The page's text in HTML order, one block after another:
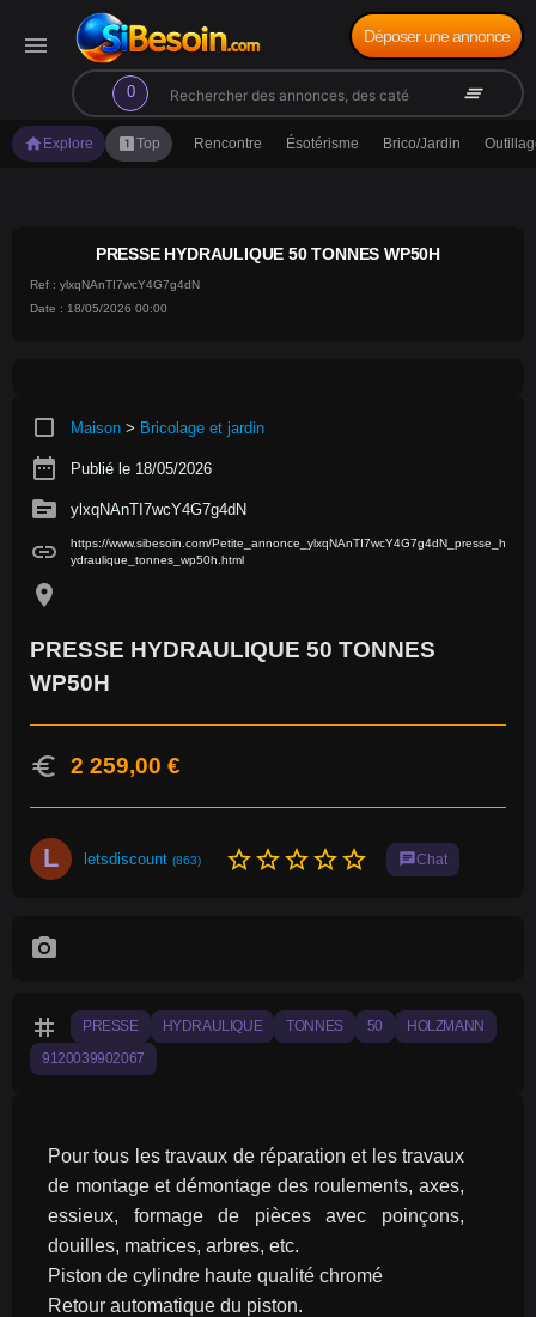
menu
0
search clear_all
Déposer une annonce
home Explore looks_oneTop Rencontre Ésotérisme Brico/Jardin
PRESSE HYDRAULIQUE 50 TONNES WP50H
Ref : ylxqNAnTI7wcY4G7g4dN
Date : 18/05/2026 00:00
crop_square Maison > Bricolage et jardin
date_range Publié le 18/05/2026
source ylxqNAnTI7wcY4G7g4dN
link
https://www.sibesoin.com/Petite_annonce_ylxqNAnTI7wcY4G7g4dN_presse_h
ydraulique_tonnes_wp50h.html
location_on
PRESSE HYDRAULIQUE 50 TONNES
WP50H
euro 2 259,00 €
L letsdiscount (863) star_borderstar_borderstar_borderstar_borderstar_border chatChat
photo_camera
tag PRESSE HYDRAULIQUE TONNES 50 HOLZMANN
9120039902067
Pour tous les travaux de réparation et les travaux
de montage et démontage des roulements, axes,
essieux, formage de pièces avec poinçons,
douilles, matrices, arbres, etc.
Piston de cylindre haute qualité chromé
Retour automatique du piston.